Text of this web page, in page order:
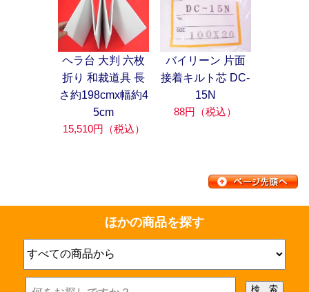
ヘラ台 大判 六枚
折り 和裁道具 長
さ約198cmx幅約4
5cm
15,510円（税込）
バイリーン 片面
接着キルト芯 DC-
15N
88円（税込）
ほかの商品を探す